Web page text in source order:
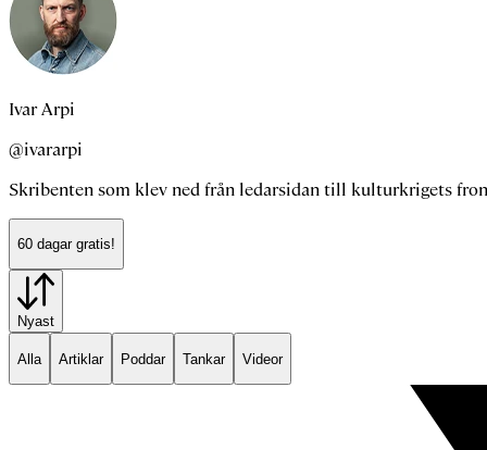
Ivar Arpi
@ivararpi
Skribenten som klev ned från ledarsidan till kulturkrigets
60 dagar gratis!
Nyast
Alla Artiklar Poddar Tankar Videor